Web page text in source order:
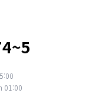
01:00